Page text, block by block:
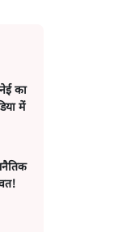
का
में